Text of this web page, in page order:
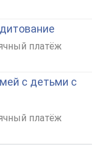
платёж
с детьми с
платёж